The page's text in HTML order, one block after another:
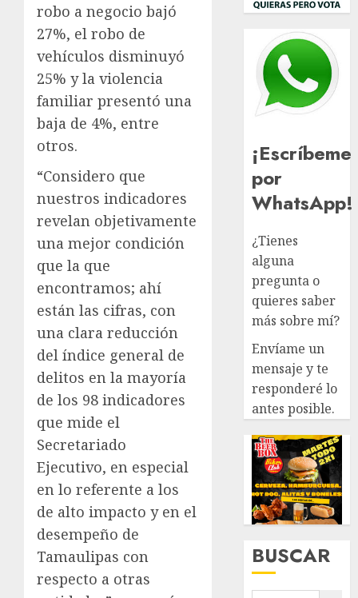
robo a negocio bajó
27%, el robo de
vehículos disminuyó
25% y la violencia
familiar presentó una
baja de 4%, entre
otros.
“Considero que
nuestros indicadores
revelan objetivamente
una mejor condición
que la que
encontramos; ahí
están las cifras, con
una clara reducción
del índice general de
delitos en la mayoría
de los 98 indicadores
que mide el
Secretariado
Ejecutivo, en especial
en lo referente a los
de alto impacto y en el
desempeño de
Tamaulipas con
respecto a otras
¡Escríbeme
por
WhatsApp!
¿Tienes
alguna
pregunta o
quieres saber
más sobre mí?
Envíame un
mensaje y te
responderé lo
antes posible.
BUSCAR